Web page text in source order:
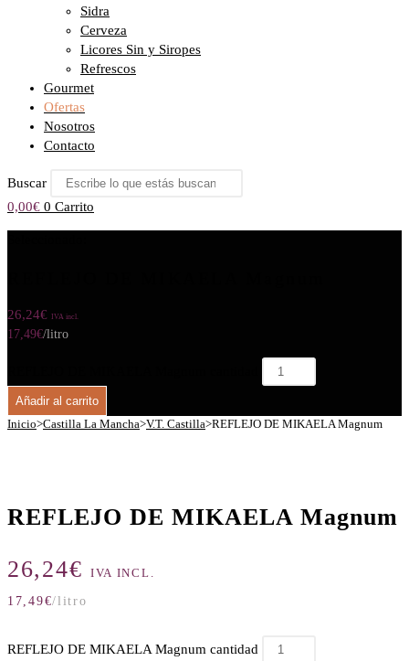
Sidra
Cerveza
Licores Sin y Siropes
Refrescos
Gourmet
Ofertas
Nosotros
Contacto
Buscar
0,00€ 0 Carrito
26,24€ IVA incl.
17,49€/litro
Añadir al carrito
Inicio>Castilla La Mancha>V.T. Castilla>REFLEJO DE MIKAELA Magnum
REFLEJO DE MIKAELA Magnum
26,24€ IVA INCL.
17,49€/litro
REFLEJO DE MIKAELA Magnum cantidad